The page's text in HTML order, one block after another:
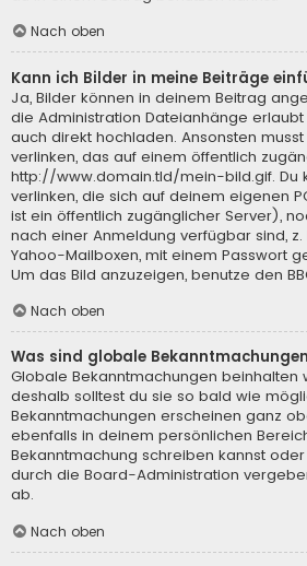
Nach oben
Kann ich Bilder in meine Beiträge
Ja, Bilder können in deinem Beitrag
die Administration Dateianhänge erlaubt
auch direkt hochladen. Ansonsten
verlinken, das auf einem öffentlich
http://www.domain.tld/mein-bild.gif. Du
verlinken, die sich auf deinem eigenen
ist ein öffentlich zugänglicher Server),
nach einer Anmeldung verfügbar sind,
Yahoo-Mailboxen, mit einem Passwort
Um das Bild anzuzeigen, benutze den
Nach oben
Was sind globale
Globale Bekanntmachungen beinhalten
deshalb solltest du sie so bald wie
Bekanntmachungen erscheinen ganz
ebenfalls in deinem persönlichen
Bekanntmachung schreiben kannst
durch die Board-Administration
ab.
Nach oben